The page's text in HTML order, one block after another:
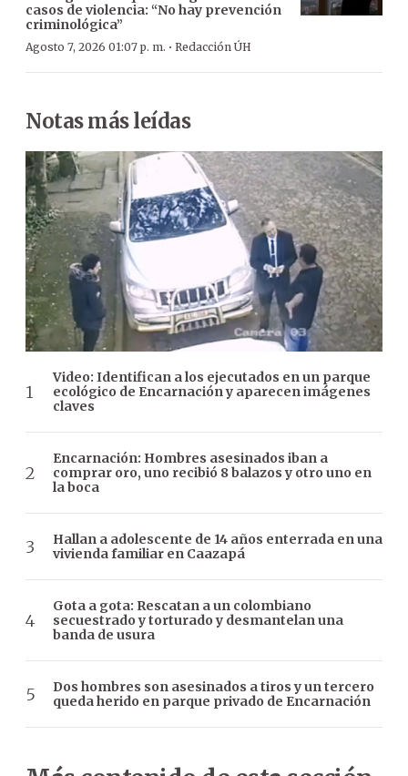
casos de violencia: “No hay prevención
criminológica”
Agosto 7, 2026 01:07 p. m. · Redacción ÚH
Notas más leídas
Video: Identifican a los ejecutados en un parque
ecológico de Encarnación y aparecen imágenes
claves
Encarnación: Hombres asesinados iban a
comprar oro, uno recibió 8 balazos y otro uno en
la boca
Hallan a adolescente de 14 años enterrada en una
vivienda familiar en Caazapá
Gota a gota: Rescatan a un colombiano
secuestrado y torturado y desmantelan una
banda de usura
Dos hombres son asesinados a tiros y un tercero
queda herido en parque privado de Encarnación